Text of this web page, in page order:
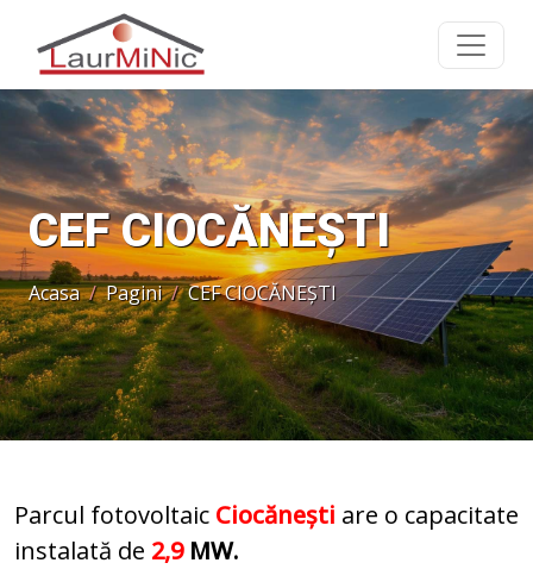
CEF CIOCĂNEȘTI
Acasa Pagini CEF CIOCĂNEȘTI
Parcul fotovoltaic Ciocănești are o capacitate
instalată de 2,9 MW.